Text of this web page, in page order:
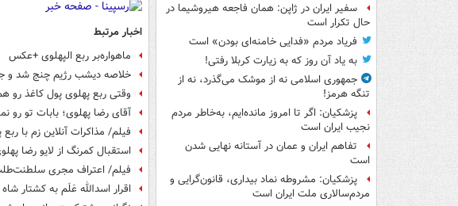
سفیر ایران در ژاپن: همان فاجعه هیروشیما در
حال تکرار است
فریاد مردم «فدایی خامنه‌ای بودن» است
به یاد آن روز که به زیارت کربلا رفتی!
جمهوری اسلامی نه از موشک می‌گذرد، نه از
تنگه هرمز!
پزشکیان: اگر تا امروز مانده‌ایم، به‌خاطر مردم
نجیب ایران است
تفاهم ایران و عمان در آستانه نهایی شدن
است
پزشکیان: مشروطه نماد بیداری، قانون‌گرایی و
مردم‌سالاری ملت ایران است
اخبار مرتبط
ماهواره‌بر ربع الپهلوی +عکس
خلاصه دیشب رژیم چنج شد و
وقتی ربع‌ پهلوی پول کاغذ رو
آقای رضا پهلوی؛ بابات تو رو
فیلم/ مذاکرات آنلاین زم با ربع
استقبال کمرنگ از لایو رضا
فیلم/ اعتراف مجری
اقرار اسدالله عَلَم به کشتار شاه در ۱۵